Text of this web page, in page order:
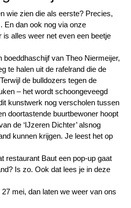
wie zien die als eerste? Precies,
En dan ook nog via onze
is alles weer net even een beetje
boeddhaschijf van Theo Niermeijer,
te halen uit de rafelrand die de
de bulldozers tegen de
– het wordt schoongeveegd
kunstwerk nog verscholen tussen
doortastende buurtbewoner hoopt
de ‘IJzeren Dichter’ alsnog
kunnen krijgen. Je leest het op
restaurant Baut een pop-up gaat
Is zo. Ook dat lees je in deze
mei, dan laten we weer van ons